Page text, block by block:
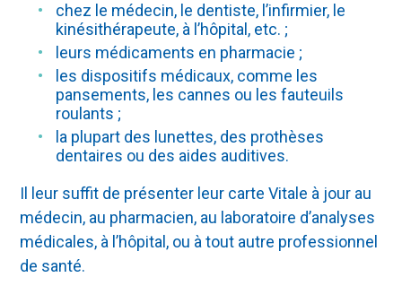
chez le médecin, le dentiste, l’infirmier, le
kinésithérapeute, à l’hôpital, etc. ;
leurs médicaments en pharmacie ;
les dispositifs médicaux, comme les
pansements, les cannes ou les fauteuils
roulants ;
la plupart des lunettes, des prothèses
dentaires ou des aides auditives.
Il leur suffit de présenter leur carte Vitale à jour au
médecin, au pharmacien, au laboratoire d’analyses
médicales, à l’hôpital, ou à tout autre professionnel
de santé.